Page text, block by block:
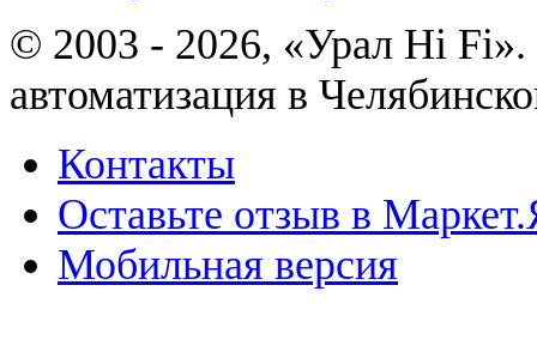
© 2003 - 2026, «Урал Hi
автоматизация в
Контакты
Оставьте отзыв в
Мобильная версия